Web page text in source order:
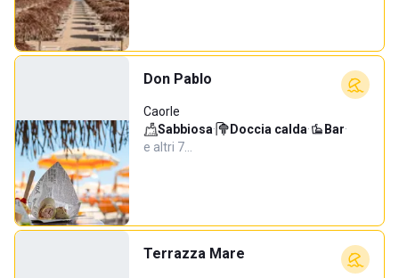
Don Pablo
Caorle
Sabbiosa· Doccia calda· Bar·
e altri 7…
Terrazza Mare